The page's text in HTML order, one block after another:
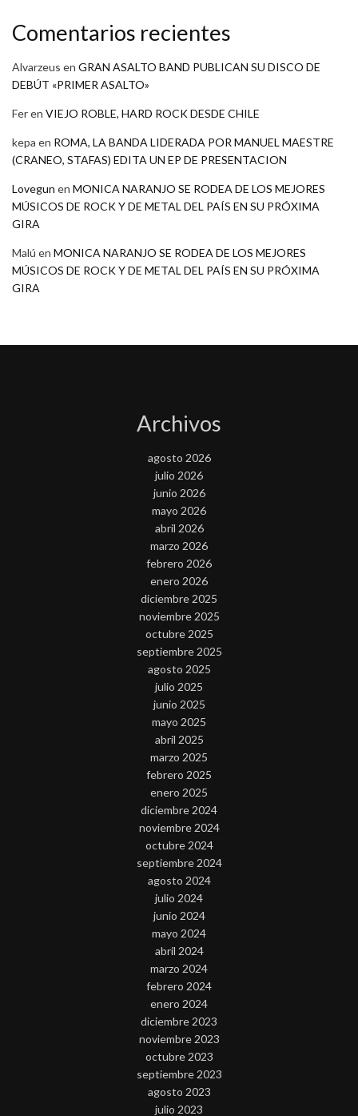
Comentarios recientes
Alvarzeus en GRAN ASALTO BAND PUBLICAN SU DISCO DE
DEBÚT «PRIMER ASALTO»
Feren VIEJO ROBLE, HARD ROCK DESDE CHILE
kepa en ROMA, LA BANDA LIDERADA POR MANUEL MAESTRE
(CRANEO, STAFAS) EDITA UN EP DE PRESENTACION
Lovegun en MONICA NARANJO SE RODEA DE LOS MEJORES
MÚSICOS DE ROCK Y DE METAL DEL PAÍS EN SU PRÓXIMA
GIRA
Malú en MONICA NARANJO SE RODEA DE LOS MEJORES
MÚSICOS DE ROCK Y DE METAL DEL PAÍS EN SU PRÓXIMA
GIRA
Archivos
agosto 2026
julio 2026
junio 2026
mayo 2026
abril 2026
marzo 2026
febrero 2026
enero 2026
diciembre 2025
noviembre 2025
octubre 2025
septiembre 2025
agosto 2025
julio 2025
junio 2025
mayo 2025
abril 2025
marzo 2025
febrero 2025
enero 2025
diciembre 2024
noviembre 2024
octubre 2024
septiembre 2024
agosto 2024
julio 2024
junio 2024
mayo 2024
abril 2024
marzo 2024
febrero 2024
enero 2024
diciembre 2023
noviembre 2023
octubre 2023
septiembre 2023
agosto 2023
julio 2023